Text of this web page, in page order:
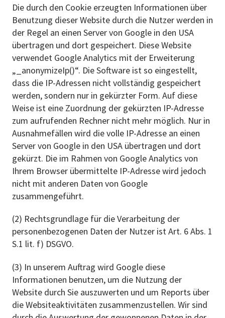
Die durch den Cookie erzeugten Informationen über
Benutzung dieser Website durch die Nutzer werden in
der Regel an einen Server von Google in den USA
übertragen und dort gespeichert. Diese Website
verwendet Google Analytics mit der Erweiterung
„_anonymizeIp()“. Die Software ist so eingestellt,
dass die IP-Adressen nicht vollständig gespeichert
werden, sondern nur in gekürzter Form. Auf diese
Weise ist eine Zuordnung der gekürzten IP-Adresse
zum aufrufenden Rechner nicht mehr möglich. Nur in
Ausnahmefällen wird die volle IP-Adresse an einen
Server von Google in den USA übertragen und dort
gekürzt. Die im Rahmen von Google Analytics von
Ihrem Browser übermittelte IP-Adresse wird jedoch
nicht mit anderen Daten von Google
zusammengeführt.
(2) Rechtsgrundlage für die Verarbeitung der
personenbezogenen Daten der Nutzer ist Art. 6 Abs. 1
S.1 lit. f) DSGVO.
(3) In unserem Auftrag wird Google diese
Informationen benutzen, um die Nutzung der
Website durch Sie auszuwerten und um Reports über
die Websiteaktivitäten zusammenzustellen. Wir sind